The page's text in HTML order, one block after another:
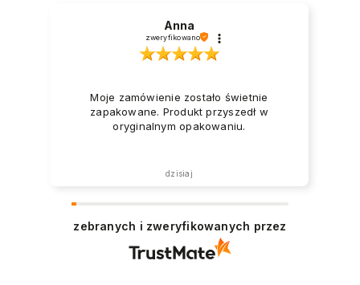
Anna
zweryfikowano
Moje zamówienie zostało świetnie
zapakowane. Produkt przyszedł w
oryginalnym opakowaniu.
dzisiaj
zebranych i zweryfikowanych przez